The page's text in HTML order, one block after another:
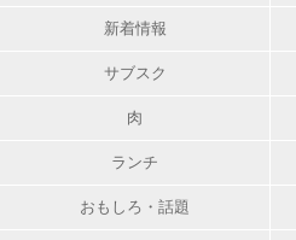
新着情報
サブスク
肉
ランチ
おもしろ・話題